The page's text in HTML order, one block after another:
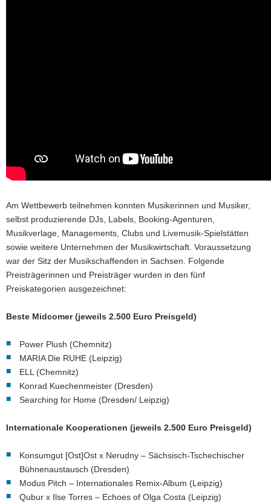
Am Wettbewerb teilnehmen konnten Musikerinnen und Musiker,
selbst produzierende DJs, Labels, Booking-Agenturen,
Musikverlage, Managements, Clubs und Livemusik-Spielstätten
sowie weitere Unternehmen der Musikwirtschaft. Voraussetzung
war der Sitz der Musikschaffenden in Sachsen. Folgende
Preisträgerinnen und Preisträger wurden in den fünf
Preiskategorien ausgezeichnet:
Beste Midcomer (jeweils 2.500 Euro Preisgeld)
Power Plush (Chemnitz)
MARIA Die RUHE (Leipzig)
ELL (Chemnitz)
Konrad Kuechenmeister (Dresden)
Searching for Home (Dresden/ Leipzig)
Internationale Kooperationen (jeweils 2.500 Euro Preisgeld)
Konsumgut [Ost]Ost x Nerudny – Sächsisch-Tschechischer
Bühnenaustausch (Dresden)
Modus Pitch – Internationales Remix-Album (Leipzig)
Qubur x Ilse Torres – Echoes of Olga Costa (Leipzig)